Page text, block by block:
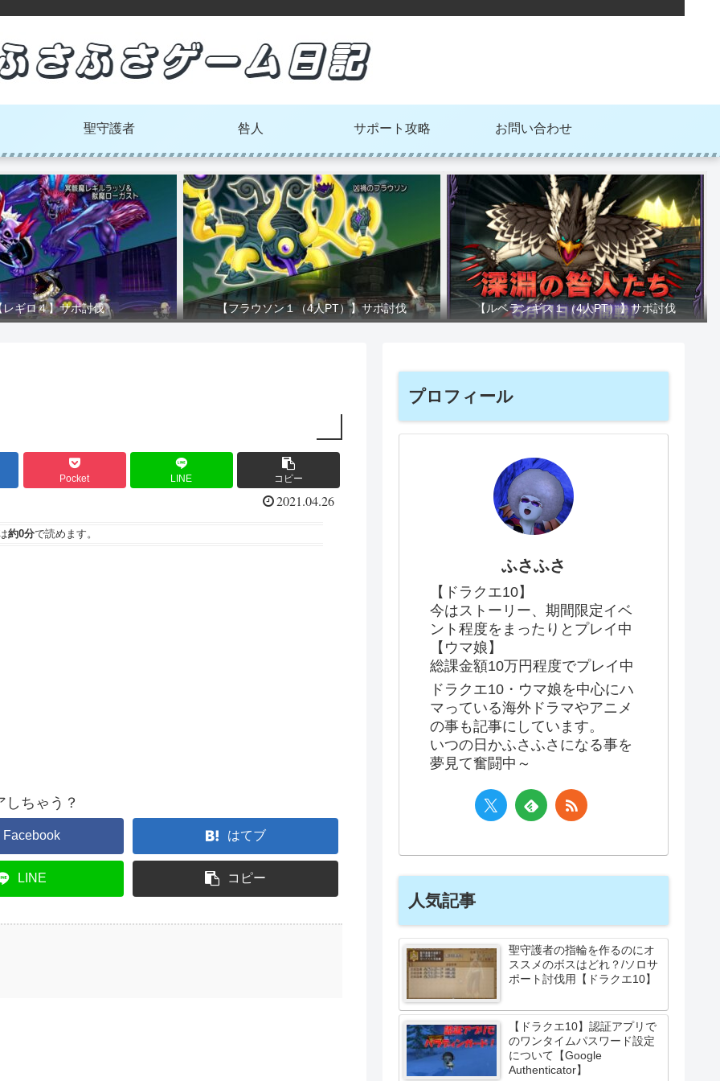
聖守護者 咎人 サポート攻略 お問い合わせ
レギロ４】サポ討伐 【フラウソン１（4人PT）】サポ討伐 【ルベランギス１（4人PT）】サポ討伐
Pocket LINE コピー
2021.04.26
約0分で読めます。
しちゃう？
Facebook はてブ
LINE コピー
プロフィール
ふさふさ
【ドラクエ10】
今はストーリー、期間限定イベ
ント程度をまったりとプレイ中
【ウマ娘】
総課金額10万円程度でプレイ中
ドラクエ10・ウマ娘を中心にハ
マっている海外ドラマやアニメ
の事も記事にしています。
いつの日かふさふさになる事を
夢見て奮闘中～
人気記事
聖守護者の指輪を作るのにオ
ススメのボスはどれ？/ソロサ
ポート討伐用【ドラクエ10】
【ドラクエ10】認証アプリで
のワンタイムパスワード設定
について【Google
Authenticator】